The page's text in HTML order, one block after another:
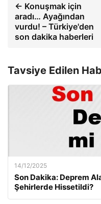
← Konuşmak için
aradı… Ayağından
vurdu! – Türkiye'den
son dakika haberleri
Tavsiye Edilen
14/12/2025
Son Dakika: Deprem
Şehirlerde Hissetildi?